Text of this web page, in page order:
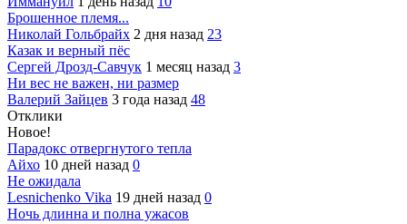
Брошенное племя...
Николай Гольбрайх 2 дня назад 23
Казак и верный пёс
Сергей Дрозд-Савчук 1 месяц назад 3
Ни вес не важен, ни размер
Валерий Зайцев 3 года назад 48
Отклики
Новое!
Парадокс отвергнутого тепла
Айхо 10 дней назад 0
Не ожидала
Lesnichenko Vika 19 дней назад 0
Ночь длинна и полна ужасов